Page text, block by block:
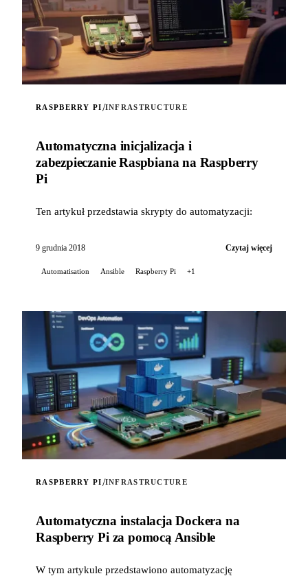
RASPBERRY PI/INFRASTRUCTURE
Automatyczna inicjalizacja i
zabezpieczanie Raspbiana na Raspberry
Pi
Ten artykuł przedstawia skrypty do automatyzacji:
9 grudnia 2018 Czytaj więcej
Automatisation Ansible Raspberry Pi +1
RASPBERRY PI/INFRASTRUCTURE
Automatyczna instalacja Dockera na
Raspberry Pi za pomocą Ansible
W tym artykule przedstawiono automatyzację